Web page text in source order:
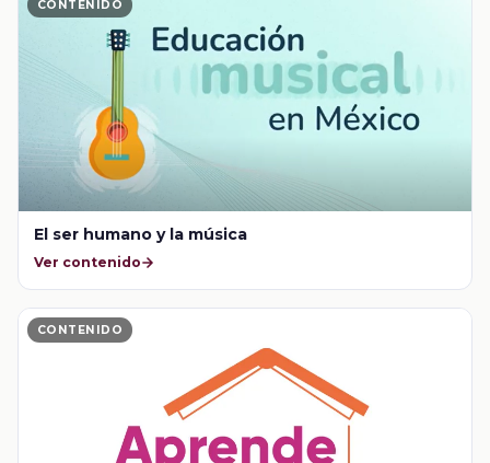
CONTENIDO
El ser humano y la música
Ver contenido
CONTENIDO